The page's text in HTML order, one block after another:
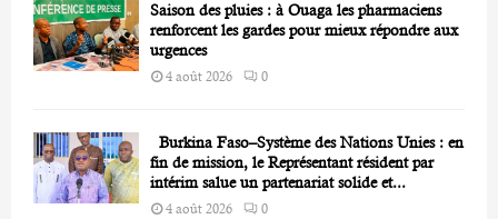
Saison des pluies : à Ouaga les pharmaciens
renforcent les gardes pour mieux répondre aux
urgences
4 août 2026 0
Burkina Faso–Système des Nations Unies : en
fin de mission, le Représentant résident par
intérim salue un partenariat solide et...
4 août 2026 0